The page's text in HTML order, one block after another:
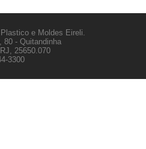
e Moldes Eireli.
80 - Quitandinha
25650.070
3300